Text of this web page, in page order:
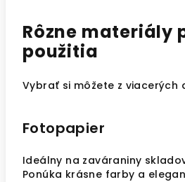
Rôzne materiály
použitia
Vybrať si môžete z viacerých
Fotopapier
Ideálny na zaváraniny
Ponúka krásne farby a